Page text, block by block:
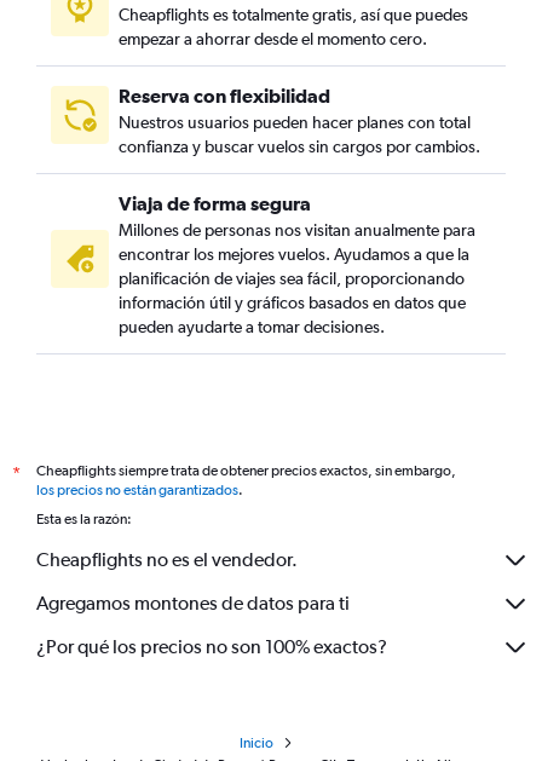
Cheapflights es totalmente gratis, así que puedes
empezar a ahorrar desde el momento cero.
Reserva con flexibilidad
Nuestros usuarios pueden hacer planes con total
confianza y buscar vuelos sin cargos por cambios.
Viaja de forma segura
Millones de personas nos visitan anualmente para
encontrar los mejores vuelos. Ayudamos a que la
planificación de viajes sea fácil, proporcionando
información útil y gráficos basados en datos que
pueden ayudarte a tomar decisiones.
*
Cheapflights siempre trata de obtener precios exactos, sin embargo,
los precios no están garantizados.
Esta es la razón:
Cheapflights no es el vendedor.
Agregamos montones de datos para ti
¿Por qué los precios no son 100% exactos?
Inicio